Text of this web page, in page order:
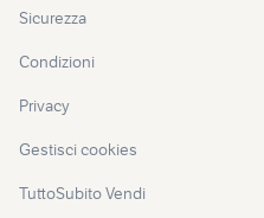
Sicurezza
Condizioni
Privacy
Gestisci cookies
TuttoSubito Vendi